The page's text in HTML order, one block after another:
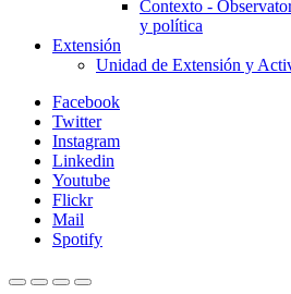
Contexto -
y política
Extensión
Unidad de Extensión y
Facebook
Twitter
Instagram
Linkedin
Youtube
Flickr
Mail
Spotify